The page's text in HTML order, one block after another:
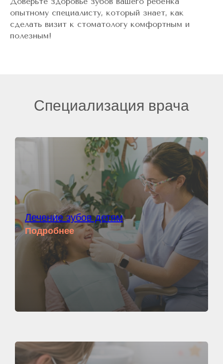
опытному специалисту, который знает, как
сделать визит к стоматологу комфортным и
полезным!
Специализация врача
Лечение зубов детям
Подробнее